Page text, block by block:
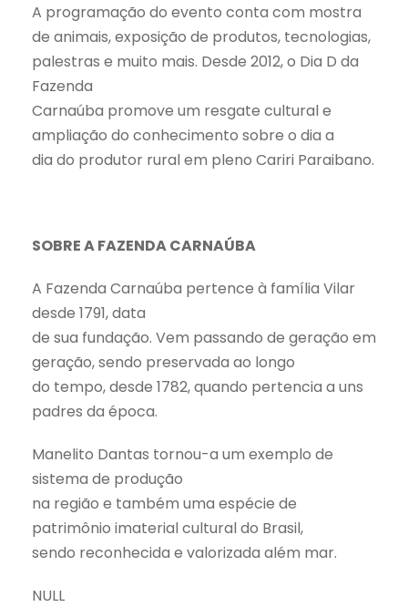
A programação do evento conta com mostra
de animais, exposição de produtos, tecnologias,
palestras e muito mais. Desde 2012, o Dia D da
Fazenda
Carnaúba promove um resgate cultural e
ampliação do conhecimento sobre o dia a
dia do produtor rural em pleno Cariri Paraibano.
SOBRE A FAZENDA CARNAÚBA
A Fazenda Carnaúba pertence à família Vilar
desde 1791, data
de sua fundação. Vem passando de geração em
geração, sendo preservada ao longo
do tempo, desde 1782, quando pertencia a uns
padres da época.
Manelito Dantas tornou-a um exemplo de
sistema de produção
na região e também uma espécie de
patrimônio imaterial cultural do Brasil,
sendo reconhecida e valorizada além mar.
NULL